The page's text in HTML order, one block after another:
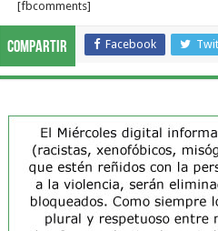
[fbcomments]
Compartir Facebook